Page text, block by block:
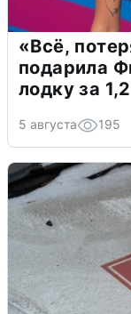
«Всё,
подарила
лодку за
5 августа 195